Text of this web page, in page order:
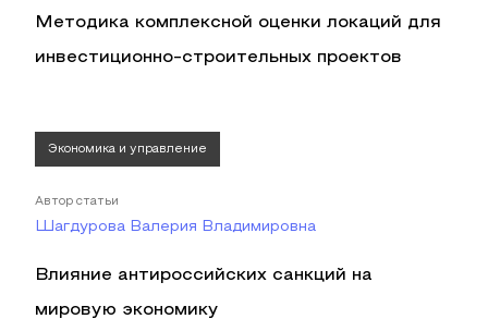
Методика комплексной оценки локаций для
инвестиционно-строительных проектов
Экономика и управление
Автор статьи
Шагдурова Валерия Владимировна
Влияние антироссийских санкций на
мировую экономику